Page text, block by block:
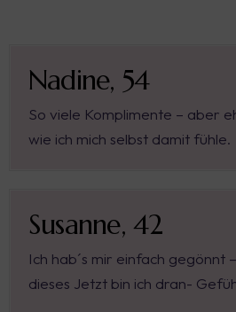
Nadine, 54
So viele Komplimente – aber
wie ich mich selbst damit fühle.
Susanne, 42
Ich hab´s mir einfach gegönnt
dieses Jetzt bin ich dran-